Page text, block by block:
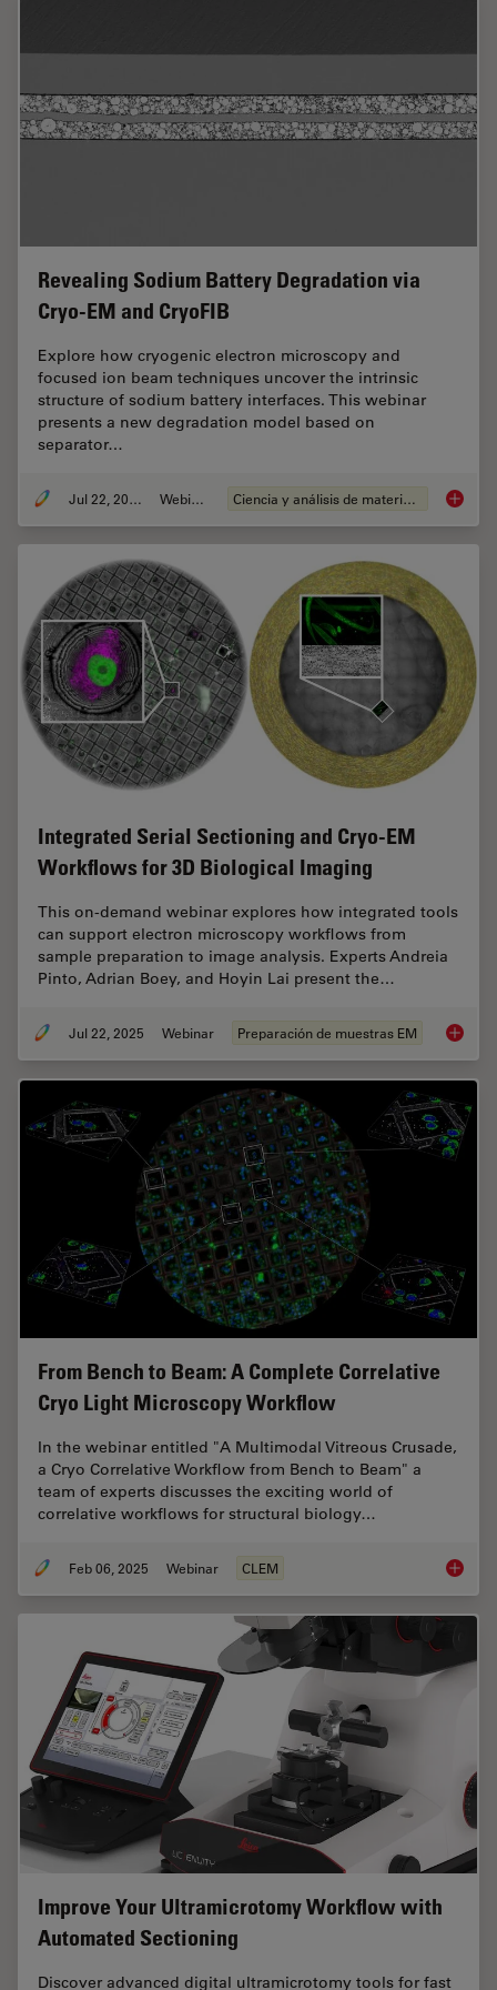
Revealing Sodium Battery Degradation via
Cryo-EM and CryoFIB
Explore how cryogenic electron microscopy and
focused ion beam techniques uncover the intrinsic
structure of sodium battery interfaces. This webinar
presents a new degradation model based on
separator…
Jul 22, 2025 Webinar Ciencia y análisis de materiales
Integrated Serial Sectioning and Cryo-EM
Workflows for 3D Biological Imaging
This on-demand webinar explores how integrated tools
can support electron microscopy workflows from
sample preparation to image analysis. Experts Andreia
Pinto, Adrian Boey, and Hoyin Lai present the…
Jul 22, 2025 Webinar Preparación de muestras EM
From Bench to Beam: A Complete Correlative
Cryo Light Microscopy Workflow
In the webinar entitled "A Multimodal Vitreous Crusade,
a Cryo Correlative Workflow from Bench to Beam" a
team of experts discusses the exciting world of
correlative workflows for structural biology…
Feb 06, 2025 Webinar CLEM From
Improve Your Ultramicrotomy Workflow with
Automated Sectioning
Discover advanced digital ultramicrotomy tools for fast